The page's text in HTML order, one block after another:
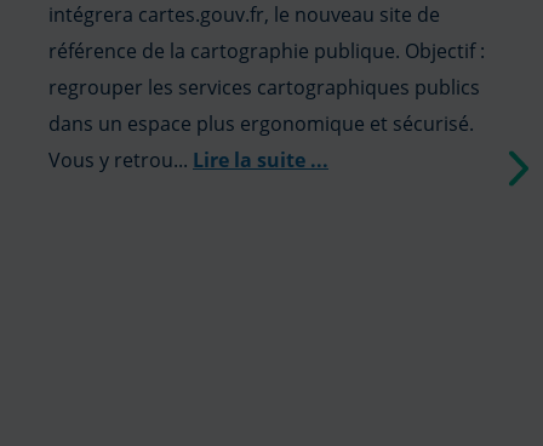
intégrera cartes.gouv.fr, le nouveau site de
référence de la cartographie publique. Objectif :
regrouper les services cartographiques publics
dans un espace plus ergonomique et sécurisé.
Vous y retrou... Lire la suite ...